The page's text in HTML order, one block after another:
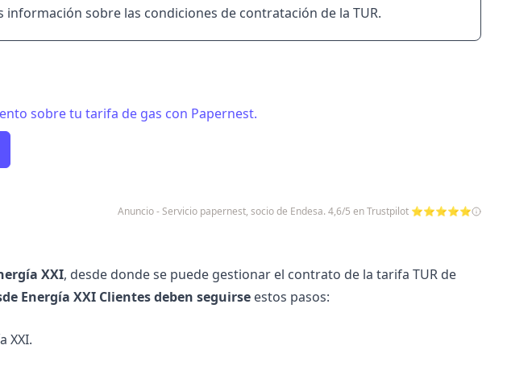
sobre las condiciones de contratación de la TUR.
sobre tu tarifa de gas con Papernest.
Anuncio - Servicio papernest, socio de Endesa. 4,6/5 en Trustpilot ⭐⭐⭐⭐⭐
XXI, desde donde se puede gestionar el contrato de la tarifa TUR de
Energía XXI Clientes deben seguirseestos pasos:
XXI.